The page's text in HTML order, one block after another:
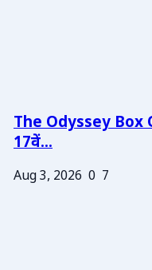
The Odyssey Box
17वें...
Aug 3, 2026 0 7